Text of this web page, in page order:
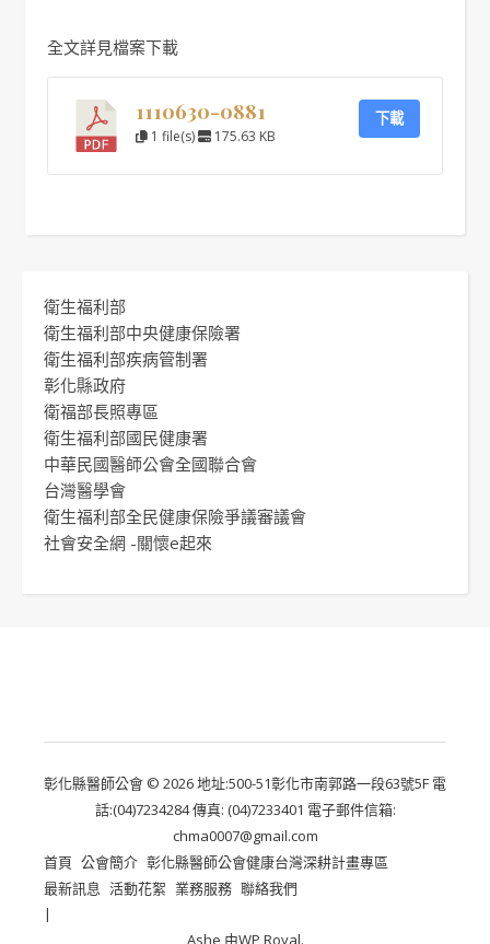
全文詳見檔案下載
1110630-0881
1 file(s) 175.63 KB
下載
衛生福利部
衛生福利部中央健康保險署
衛生福利部疾病管制署
彰化縣政府
衛福部長照專區
衛生福利部國民健康署
中華民國醫師公會全國聯合會
台灣醫學會
衛生福利部全民健康保險爭議審議會
社會安全網 -關懷e起來
彰化縣醫師公會 © 2026 地址:500-51彰化市南郭路一段63號5F 電
話:(04)7234284 傳真: (04)7233401 電子郵件信箱:
chma0007@gmail.com
首頁 公會簡介 彰化縣醫師公會健康台灣深耕計畫專區
最新訊息 活動花絮 業務服務 聯絡我們
Ashe 由WP Royal.